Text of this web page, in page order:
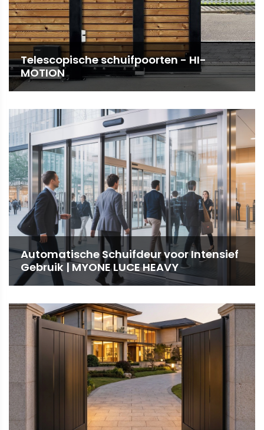
Telescopische schuifpoorten - HI-
MOTION
Automatische Schuifdeur voor Intensief
Gebruik | MYONE LUCE HEAVY